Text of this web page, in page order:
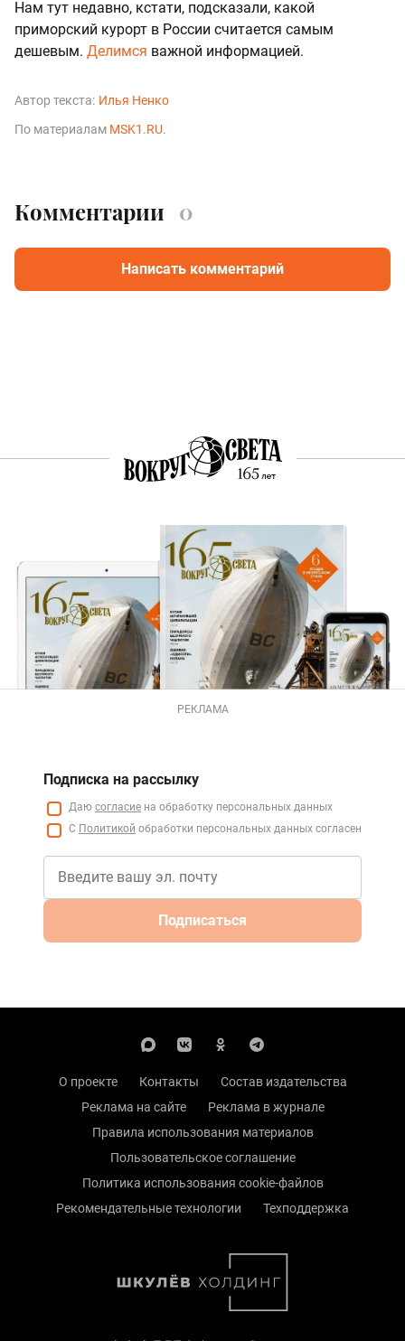
Нам тут недавно, кстати, подсказали, какой
приморский курорт в России считается самым
дешевым. Делимся важной информацией.
Автор текста: Илья Ненко
По материалам MSK1.RU.
Комментарии 0
Написать комментарий
РЕКЛАМА
Подписка на рассылку
Даю согласие на обработку персональных данных
С Политикой обработки персональных данных согласен
Подписаться
О проекте Контакты
Состав издательства
Реклама на сайте
Реклама в журнале
Правила использования материалов
Пользовательское соглашение
Политика использования cookie-файлов
Рекомендательные технологии
Техподдержка